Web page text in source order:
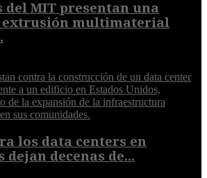
del MIT presentan una
extrusión multimaterial
los data centers en
dejan decenas de...